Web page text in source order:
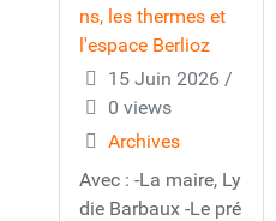
ns, les thermes et
l'espace Berlioz
15 Juin 2026 /
0 views
Archives
Avec : -La maire, Ly
die Barbaux -Le pré